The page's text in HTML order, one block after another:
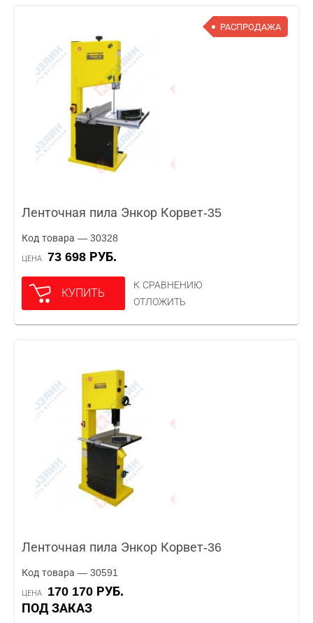
РАСПРОДАЖА
Ленточная пила Энкор Корвет-35
Код товара — 30328
ЦЕНА 73 698 РУБ.
КУПИТЬ
К СРАВНЕНИЮ
ОТЛОЖИТЬ
Ленточная пила Энкор Корвет-36
Код товара — 30591
ЦЕНА
170 170 РУБ.
ПОД ЗАКАЗ